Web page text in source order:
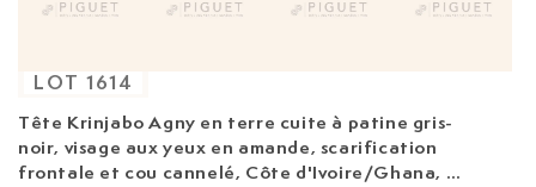
Tête Krinjabo Agny en terre cuite à patine gris-
noir, visage aux yeux en amande, scarification
frontale et cou cannelé, Côte d'Ivoire/Ghana, h.
LOT 1614